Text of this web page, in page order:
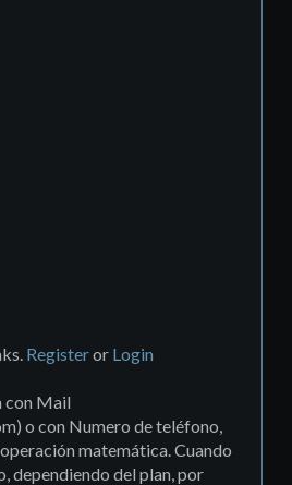
Registeror Login
con Mail
o con Numero de teléfono,
matemática. Cuando
dependiendo del plan, por